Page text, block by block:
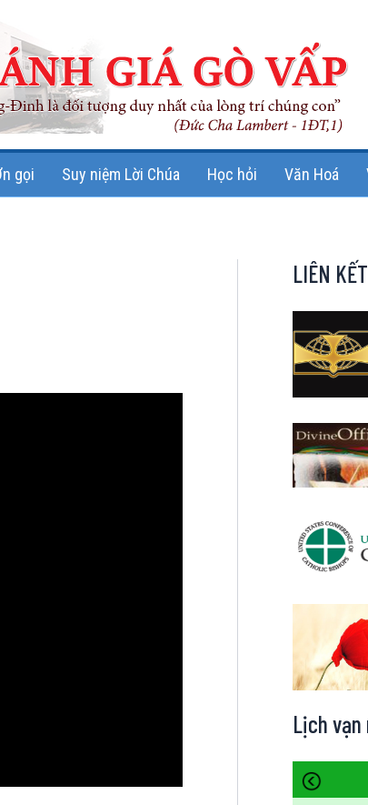
gọi Suy niệm Lời Chúa Học hỏi Văn Hoá
LIÊN KẾT
Lịch vạn